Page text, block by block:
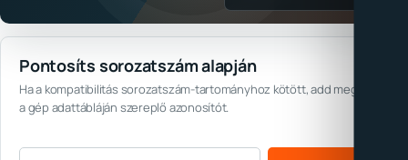
Pontosíts sorozatszám alapján
Ha a kompatibilitás sorozatszám-tartományhoz kötött, add meg
a gép adattábláján szereplő azonosítót.